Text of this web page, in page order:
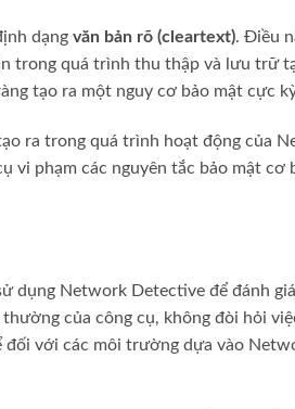
dạngvăn bản rõ (cleartext). Điều
trong quá trình thu thập và lưu trữ
tạo ra một nguy cơ bảo mật cực
ra trong quá trình hoạt động của
vi phạm các nguyên tắc bảo mật cơ
dụng Network Detective để đánh
của công cụ, không đòi hỏi
với các môi trường dựa vào